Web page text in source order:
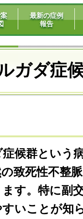
最新の症例
報告
ガダ症
候群という
の致死性不整
ます。特に副
いことが知